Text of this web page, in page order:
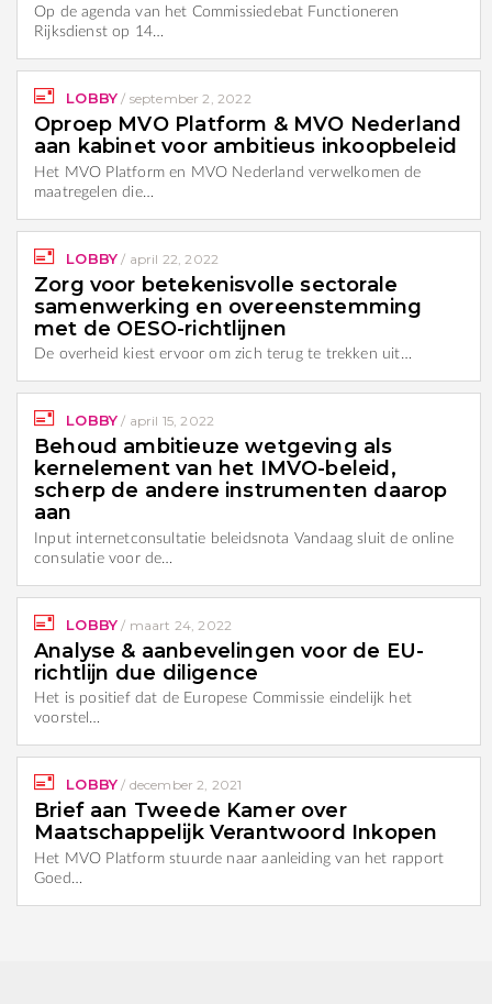
Op de agenda van het Commissiedebat Functioneren
Rijksdienst op 14…
LOBBY / september 2, 2022
Oproep MVO Platform & MVO Nederland
aan kabinet voor ambitieus inkoopbeleid
Het MVO Platform en MVO Nederland verwelkomen de
maatregelen die…
LOBBY / april 22, 2022
Zorg voor betekenisvolle sectorale
samenwerking en overeenstemming
met de OESO-richtlijnen
De overheid kiest ervoor om zich terug te trekken uit…
LOBBY / april 15, 2022
Behoud ambitieuze wetgeving als
kernelement van het IMVO-beleid,
scherp de andere instrumenten daarop
aan
Input internetconsultatie beleidsnota Vandaag sluit de online
consulatie voor de…
LOBBY / maart 24, 2022
Analyse & aanbevelingen voor de EU-
richtlijn due diligence
Het is positief dat de Europese Commissie eindelijk het
voorstel…
LOBBY / december 2, 2021
Brief aan Tweede Kamer over
Maatschappelijk Verantwoord Inkopen
Het MVO Platform stuurde naar aanleiding van het rapport
Goed…